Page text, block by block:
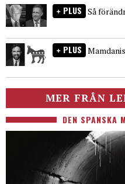
PLUS Så
PLUS
MER FRÅN
DEN SPANSKA